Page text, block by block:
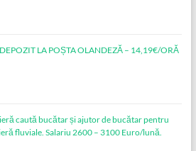
LA POȘTA OLANDEZĂ – 14,19€/ORĂ
caută bucătar și ajutor de bucătar pentru
fluviale. Salariu 2600 – 3100 Euro/lună.